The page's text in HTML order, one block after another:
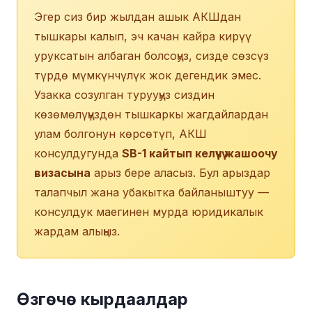
Эгер сиз бир жылдан ашык АКШдан
тышкары калып, эч качан кайра кирүү
уруксатын албаган болсоңуз, сизде сөзсүз
түрдө мүмкүнчүлүк жок дегендик эмес.
Узакка созулган турууңуз сиздин
көзөмөлүңүздөн тышкаркы жагдайлардан
улам болгонун көрсөтүп, АКШ
консулдугунда SB-1 кайтып келүүчү жашоочу
визасына арыз бере аласыз. Бул арыздар
талапчыл жана убакытка байланыштуу —
консулдук маегинен мурда юридикалык
жардам алыңыз.
Өзгөчө кырдаалдар